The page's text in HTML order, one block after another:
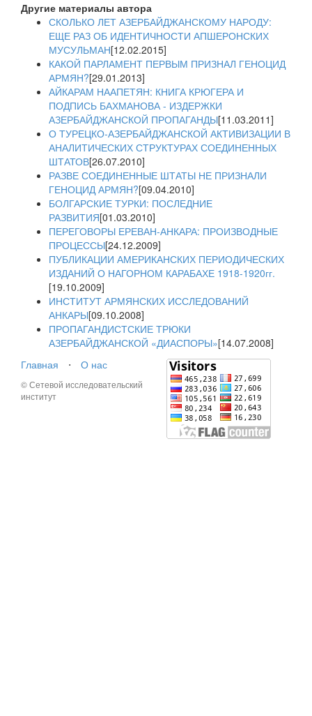
Другие материалы автора
СКОЛЬКО ЛЕТ АЗЕРБАЙДЖАНСКОМУ НАРОДУ:
ЕЩЕ РАЗ ОБ ИДЕНТИЧНОСТИ АПШЕРОНСКИХ
МУСУЛЬМАН[12.02.2015]
КАКОЙ ПАРЛАМЕНТ ПЕРВЫМ ПРИЗНАЛ ГЕНОЦИД
АРМЯН?[29.01.2013]
АЙКАРАМ НААПЕТЯН: КНИГА КРЮГЕРА И
ПОДПИСЬ БАХМАНОВА - ИЗДЕРЖКИ
АЗЕРБАЙДЖАНСКОЙ ПРОПАГАНДЫ[11.03.2011]
О ТУРЕЦКО-АЗЕРБАЙДЖАНСКОЙ АКТИВИЗАЦИИ В
АНАЛИТИЧЕСКИХ СТРУКТУРАХ СОЕДИНЕННЫХ
ШТАТОВ[26.07.2010]
РАЗВЕ СОЕДИНЕННЫЕ ШТАТЫ НЕ ПРИЗНАЛИ
ГЕНОЦИД АРМЯН?[09.04.2010]
БОЛГАРСКИЕ ТУРКИ: ПОСЛЕДНИЕ
РАЗВИТИЯ[01.03.2010]
ПЕРЕГОВОРЫ ЕРЕВАН-АНКАРА: ПРОИЗВОДНЫЕ
ПРОЦЕССЫ[24.12.2009]
ПУБЛИКАЦИИ АМЕРИКАНСКИХ ПЕРИОДИЧЕСКИХ
ИЗДАНИЙ О НАГОРНОМ КАРАБАХЕ 1918-1920гг.
[19.10.2009]
ИНСТИТУТ АРМЯНСКИХ ИССЛЕДОВАНИЙ
АНКАРЫ[09.10.2008]
ПРОПАГАНДИСТСКИЕ ТРЮКИ
АЗЕРБАЙДЖАНСКОЙ «ДИАСПОРЫ»[14.07.2008]
Главная
⋅ О нас
© Сетевой исследовательский
институт